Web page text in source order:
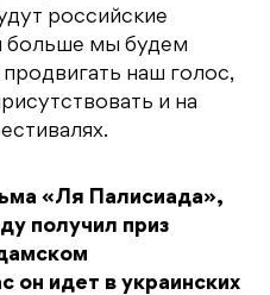
российские
больше мы будем
наш голос,
и на
«Ля Палисиада»,
получил приз
он идет в украинских